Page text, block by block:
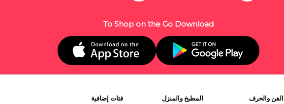
To Shop on the Go Download
الفن والحرف
المطبخ والمنزل
فئات إضافية